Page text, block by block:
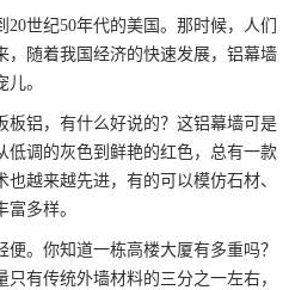
世纪50年代的美国。那时候，人们
，随着我国经济的快速发展，铝幕墙
。
板铝，有什么好说的？这铝幕墙可是
低调的灰色到鲜艳的红色，总有一款
越来越先进，有的可以模仿石材、
多样。
。你知道一栋高楼大厦有多重吗？
有传统外墙材料的三分之一左右，